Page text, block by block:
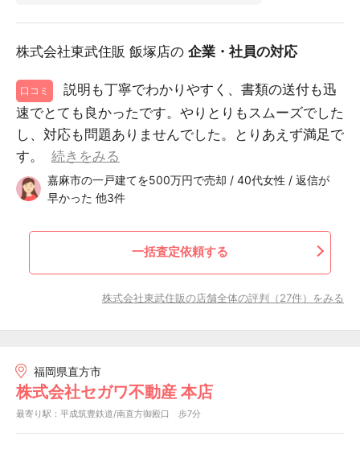
株式会社東武住販 飯塚店の 企業・社員の対応
口コミ
説明も丁寧でわかりやすく、書類の送付も迅
速でとても良かったです。やりとりもスムーズでした
し、対応も問題ありませんでした。とりあえず満足で
す。
続きをみる
嘉麻市の一戸建てを500万円で売却 / 40代女性 / 返信が
早かった 他3件
一括査定依頼する
株式会社東武住販の店舗全体の評判（27件）をみる
福岡県直方市
株式会社セガワ不動産 本店
最寄り駅：平成筑豊鉄道/南直方御殿口 歩7分